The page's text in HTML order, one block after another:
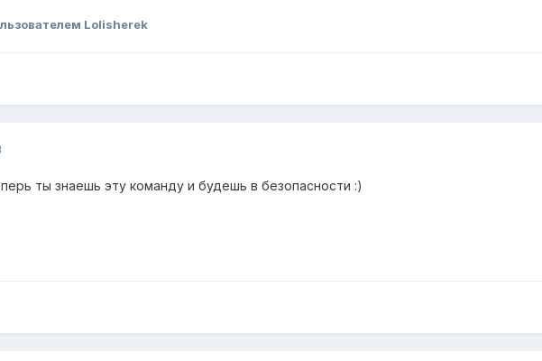
Lolisherek
ты знаешь эту команду и будешь в безопасности :)